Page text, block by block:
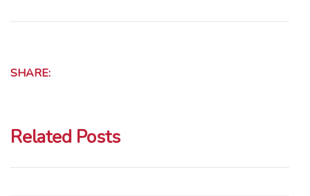
SHARE:
Related Posts